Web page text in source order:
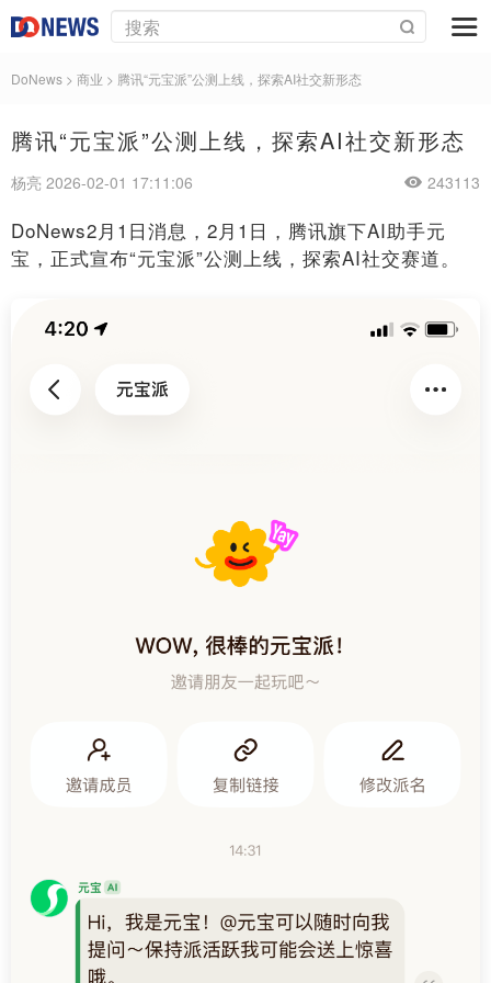
DoNews > 商业 > 腾讯“元宝派”公测上线，探索AI社交新形态
腾讯“元宝派”公测上线，探索AI社交新形态
杨亮 2026-02-01 17:11:06 243113
DoNews2月1日消息，2月1日，腾讯旗下AI助手元
宝，正式宣布“元宝派”公测上线，探索AI社交赛道。